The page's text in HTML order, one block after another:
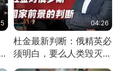
04:26
杜金最新判断：俄精英必
须明白，要么人类毁灭，